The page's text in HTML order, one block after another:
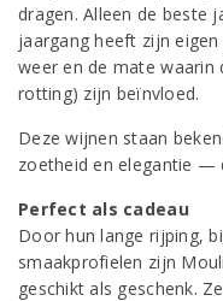
dragen. Alleen de beste
jaargang heeft zijn
weer en de mate waarin
rotting) zijn beïnvloed.
Deze wijnen staan
zoetheid en elegantie —
Perfect als cadeau
Door hun lange rijping,
smaakprofielen zijn
geschikt als geschenk.